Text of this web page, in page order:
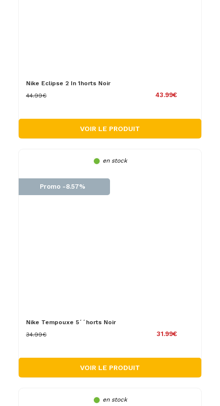
Nike Eclipse 2 In 1horts Noir
43.99€
44.99€
VOIR LE PRODUIT
en stock
Promo -8.57%
Nike Tempouxe 5´´horts Noir
31.99€
34.99€
VOIR LE PRODUIT
en stock